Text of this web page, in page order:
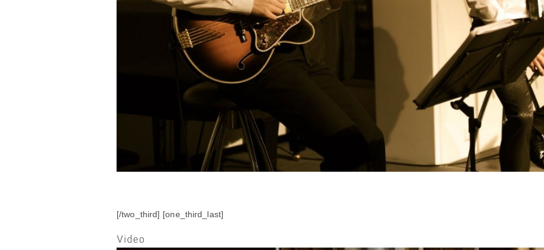
[/two_third] [one_third_last]
Video